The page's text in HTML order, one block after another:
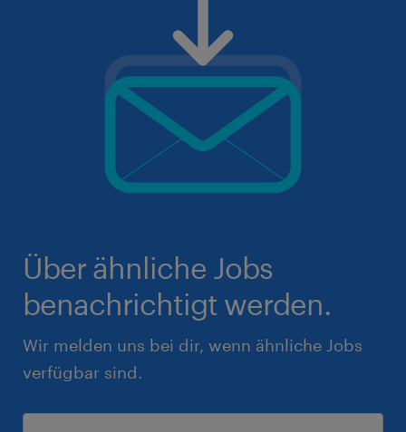
Über ähnliche Jobs
benachrichtigt werden.
Wir melden uns bei dir, wenn ähnliche Jobs
verfügbar sind.